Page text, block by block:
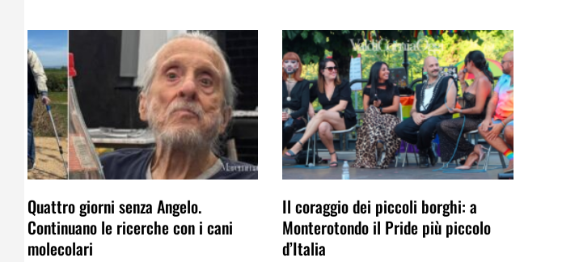
Quattro giorni senza Angelo.
Continuano le ricerche con i cani
molecolari
Il coraggio dei piccoli borghi: a
Monterotondo il Pride più piccolo
d’Italia